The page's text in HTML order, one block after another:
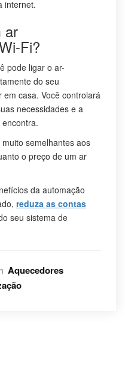
internet.
ar
Fi?
pode ligar o ar-
do seu
casa. Você controlará
necessidades e a
semelhantes aos
o preço de um ar
da automação
reduza as contas
seu sistema de
Aquecedores